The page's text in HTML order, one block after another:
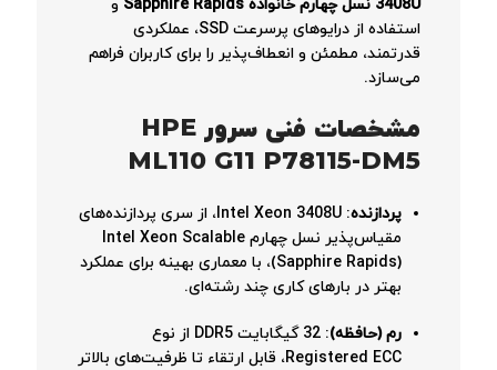
3408U نسل چهارم خانواده Sapphire Rapids
و
استفاده از درایوهای پرسرعت SSD، عملکردی
قدرتمند، مطمئن و انعطاف‌پذیر را برای کاربران فراهم
می‌سازد.
مشخصات فنی سرور HPE
ML110 G11 P78115-DM5
پردازنده
: Intel Xeon 3408U، از سری پردازنده‌های
مقیاس‌پذیر نسل چهارم Intel Xeon Scalable
(Sapphire Rapids)، با معماری بهینه برای عملکرد
بهتر در بارهای کاری چند رشته‌ای.
رم (حافظه)
: 32 گیگابایت DDR5 از نوع
Registered ECC، قابل ارتقاء تا ظرفیت‌های بالاتر